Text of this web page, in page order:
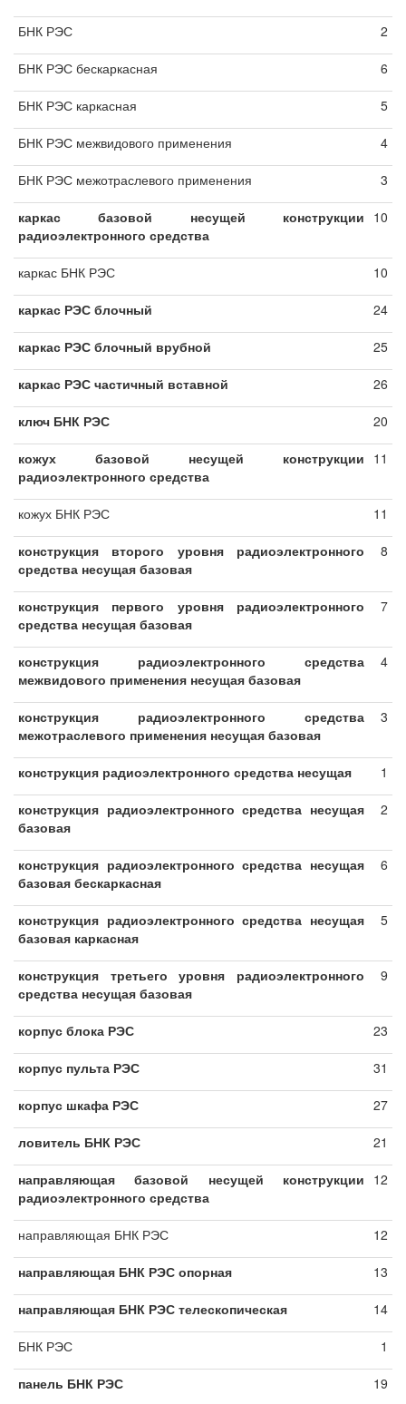
БНК РЭС 2
БНК РЭС бескаркасная 6
БНК РЭС каркасная 5
БНК РЭС межвидового применения 4
БНК РЭС межотраслевого применения 3
каркас базовой несущей конструкции
радиоэлектронного средства
10
каркас БНК РЭС 10
каркас РЭС блочный 24
каркас РЭС блочный врубной 25
каркас РЭС частичный вставной 26
ключ БНК РЭС 20
кожух базовой несущей конструкции
радиоэлектронного средства
11
кожух БНК РЭС 11
конструкция второго уровня радиоэлектронного
средства несущая базовая
8
конструкция первого уровня радиоэлектронного
средства несущая базовая
7
конструкция радиоэлектронного средства
межвидового применения несущая базовая
4
конструкция радиоэлектронного средства
межотраслевого применения несущая базовая
3
конструкция радиоэлектронного средства несущая 1
конструкция радиоэлектронного средства несущая
базовая
2
конструкция радиоэлектронного средства несущая
базовая бескаркасная
6
конструкция радиоэлектронного средства несущая
базовая каркасная
5
конструкция третьего уровня радиоэлектронного
средства несущая базовая
9
корпус блока РЭС 23
корпус пульта РЭС 31
корпус шкафа РЭС 27
ловитель БНК РЭС 21
направляющая базовой несущей конструкции
радиоэлектронного средства
12
направляющая БНК РЭС 12
направляющая БНК РЭС опорная 13
направляющая БНК РЭС телескопическая 14
БНК РЭС 1
панель БНК РЭС 19